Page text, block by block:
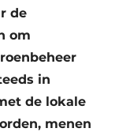
de
om
in
de lokale
menen